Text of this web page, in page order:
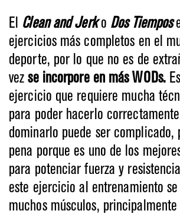
El Clean and Jerk o Dos Tiempos
ejercicios más completos en el
deporte, por lo que no es de
vezse incorpore en más WODs.
ejercicio que requiere mucha
para poder hacerlo
dominarlo puede ser complicado,
pena porque es uno de los
para potenciar fuerza y
este ejercicio al entrenamiento
muchos músculos,